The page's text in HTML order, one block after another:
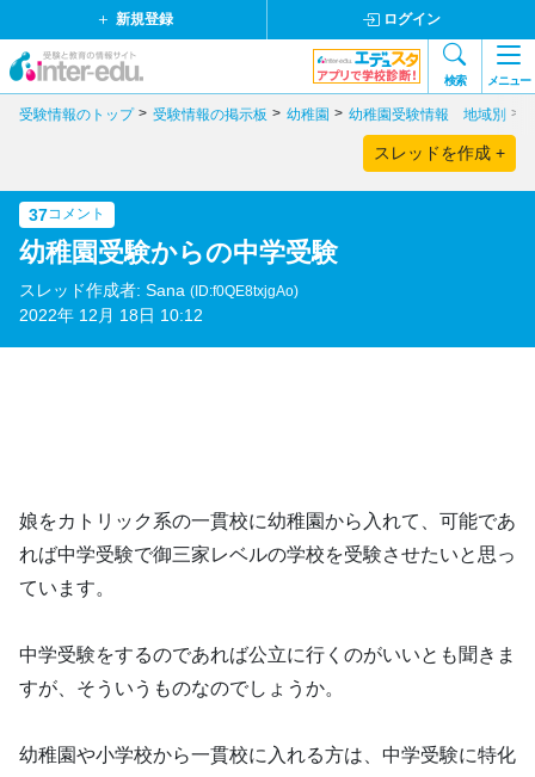
新規登録 ログイン
検索 メニュー
受験情報のトップ 受験情報の掲示板 幼稚園 幼稚園受験情報 地域別
スレッドを作成 +
37コメント
幼稚園受験からの中学受験
スレッド作成者: Sana (ID:f0QE8txjgAo)
2022年 12月 18日 10:12
娘をカトリック系の一貫校に幼稚園から入れて、可能であ
れば中学受験で御三家レベルの学校を受験させたいと思っ
ています。
中学受験をするのであれば公立に行くのがいいとも聞きま
すが、そういうものなのでしょうか。
幼稚園や小学校から一貫校に入れる方は、中学受験に特化